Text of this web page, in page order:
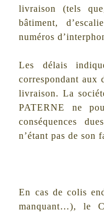
livraison (tels
bâtiment,
numéros
Les délais
correspondant aux
livraison. La
PATERNE
ne
conséquences
n’étant pas de son
En cas de colis
manquant…), le